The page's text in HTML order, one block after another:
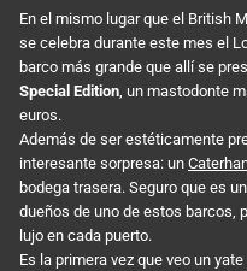
En el mismo lugar que el British
se celebra durante este mes el
barco más grande que allí se
Special Edition, un mastodonte
euros.
Además de ser estéticamente
interesante sorpresa: un
bodega trasera. Seguro que es
dueños de uno de estos barcos,
lujo en cada puerto.
Es la primera vez que veo un